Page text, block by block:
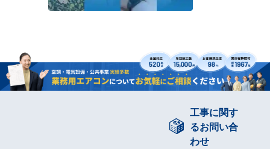
工事に関す
るお問い合
わせ